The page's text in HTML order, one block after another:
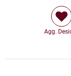
Agg.